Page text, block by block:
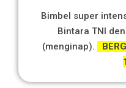
Bimbel super
Bintara TNI
(menginap).